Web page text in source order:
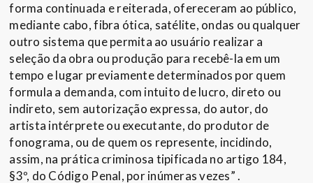
forma continuada e reiterada, ofereceram ao público,
mediante cabo, fibra ótica, satélite, ondas ou qualquer
outro sistema que permita ao usuário realizar a
seleção da obra ou produção para recebê-la em um
tempo e lugar previamente determinados por quem
formula a demanda, com intuito de lucro, direto ou
indireto, sem autorização expressa, do autor, do
artista intérprete ou executante, do produtor de
fonograma, ou de quem os represente, incidindo,
assim, na prática criminosa tipificada no artigo 184,
§3º, do Código Penal, por inúmeras vezes” .